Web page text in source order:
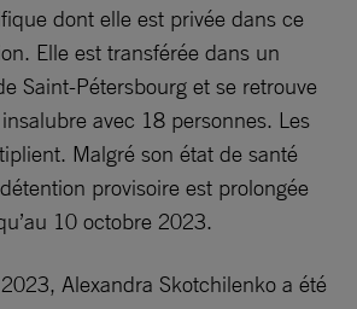
dont elle est privée dans ce
Elle est transférée dans un
Saint-Pétersbourg et se retrouve
avec 18 personnes. Les
Malgré son état de santé
provisoire est prolongée
10 octobre 2023.
Alexandra Skotchilenko a été